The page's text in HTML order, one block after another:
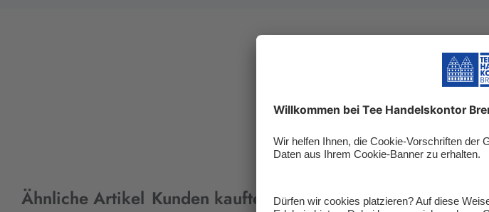
Ähnliche Artikel Kunden kauften auch